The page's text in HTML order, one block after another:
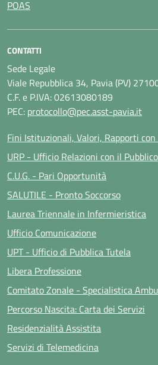
POAS
CONTATTI
Sede Legale
Viale Repubblica 34, Pavia (PV)
C.F. e P.IVA: 02613080189
PEC: protocollo@pec.asst-pavia.it
Fini Istituzionali, Valori, Rapporti
URP - Ufficio Relazioni con il Pubblico
C.U.G. - Pari Opportunità
SALUTILE - Pronto Soccorso
Laurea Triennale in Infermieristica
Ufficio Comunicazione
UPT - Ufficio di Pubblica Tutela
Libera Professione
Comitato Zonale - Specialistica
Percorso Nascita: Carta dei Servizi
Residenzialità Assistita
Servizi di Telemedicina